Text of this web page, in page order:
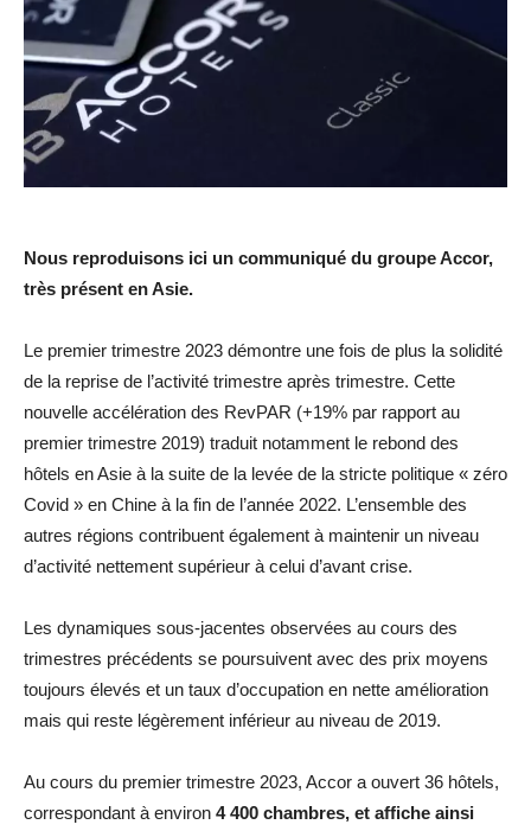
Nous reproduisons ici un communiqué du groupe Accor,
très présent en Asie.
Le premier trimestre 2023 démontre une fois de plus la solidité
de la reprise de l’activité trimestre après trimestre. Cette
nouvelle accélération des RevPAR (+19% par rapport au
premier trimestre 2019) traduit notamment le rebond des
hôtels en Asie à la suite de la levée de la stricte politique « zéro
Covid » en Chine à la fin de l’année 2022. L’ensemble des
autres régions contribuent également à maintenir un niveau
d’activité nettement supérieur à celui d’avant crise.
Les dynamiques sous-jacentes observées au cours des
trimestres précédents se poursuivent avec des prix moyens
toujours élevés et un taux d’occupation en nette amélioration
mais qui reste légèrement inférieur au niveau de 2019.
Au cours du premier trimestre 2023, Accor a ouvert 36 hôtels,
correspondant à environ 4 400 chambres, et affiche ainsi